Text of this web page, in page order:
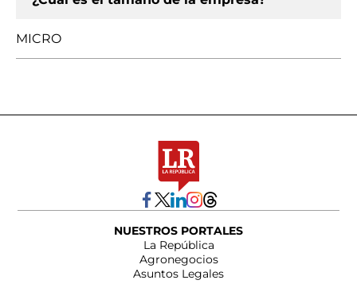
MICRO
NUESTROS PORTALES
La República
Agronegocios
Asuntos Legales